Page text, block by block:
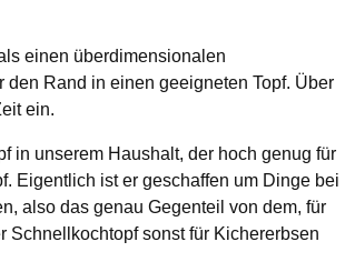
einen überdimensionalen
Rand in einen geeigneten Topf. Über
ein.
in unserem Haushalt, der hoch genug für
Eigentlich ist er geschaffen um Dinge bei
also das genau Gegenteil von dem, für
Schnellkochtopf sonst für Kichererbsen